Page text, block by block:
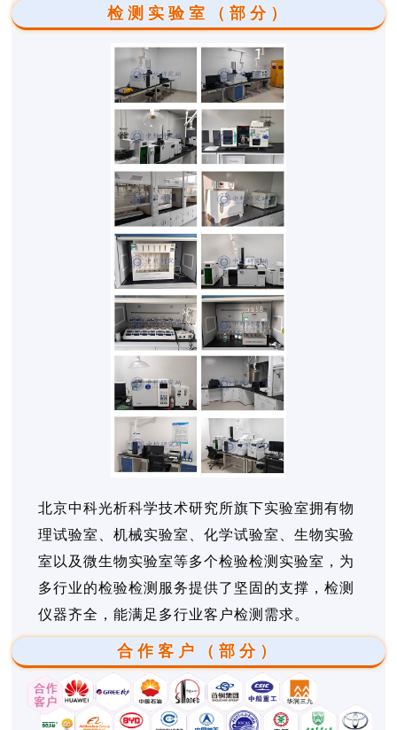
检测实验室（部分）
北京中科光析科学技术研究所旗下实验室拥有物
理试验室、机械实验室、化学试验室、生物实验
室以及微生物实验室等多个检验检测实验室，为
多行业的检验检测服务提供了坚固的支撑，检测
仪器齐全，能满足多行业客户检测需求。
合作客户（部分）